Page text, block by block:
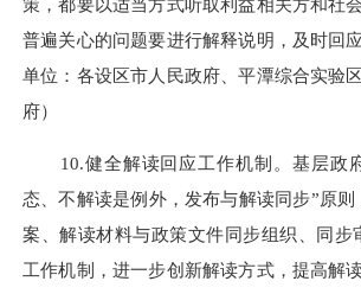
普遍关心的问题要进行解释说明，及时回
单位：各设区市人民政府、平潭综合实验
府）
10.健全解读回应工作机制。基层政
态、不解读是例外，发布与解读同步”原
案、解读材料与政策文件同步组织、同步
工作机制，进一步创新解读方式，提高解